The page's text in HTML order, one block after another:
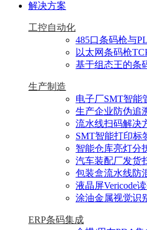
解决方案
工控自动化
485口条码枪与
以太网条码枪
基于组态王的条
生产制造
电子厂SMT智能
生产企业防伪追
流水线扫码解决
SMT智能打印标
智能仓库亮灯分
汽车装配厂发货
包装盒流水线防
液晶屏Vericode
涂油金属视觉识
ERP条码集成